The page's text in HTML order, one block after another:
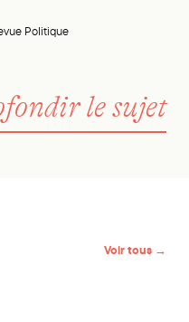
Politique
le sujet
Voir tous →
équitable